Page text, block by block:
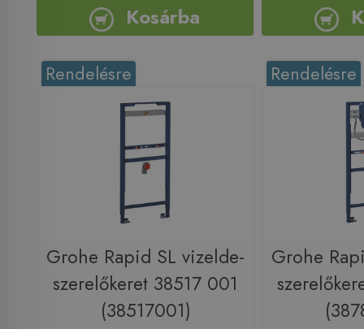
Kosárba
Rendelésre
Grohe Rapid SL vizelde-
szerelőkeret 38517 001
(38517001)
Rendelésre
Grohe